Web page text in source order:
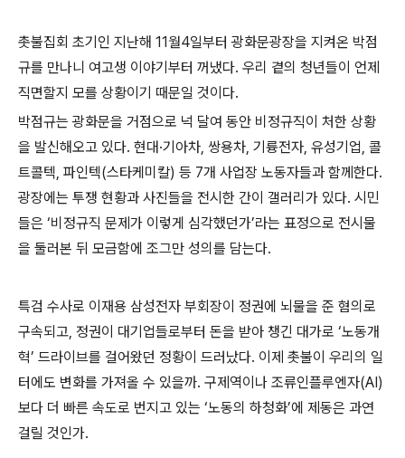
촛불집회 초기인 지난해 11월4일부터 광화문광장을 지켜온 박점
규를 만나니 여고생 이야기부터 꺼냈다. 우리 곁의 청년들이 언제
직면할지 모를 상황이기 때문일 것이다.
박점규는 광화문을 거점으로 넉 달여 동안 비정규직이 처한 상황
을 발신해오고 있다. 현대·기아차, 쌍용차, 기륭전자, 유성기업, 콜
트콜텍, 파인텍(스타케미칼) 등 7개 사업장 노동자들과 함께한다.
광장에는 투쟁 현황과 사진들을 전시한 간이 갤러리가 있다. 시민
들은 ‘비정규직 문제가 이렇게 심각했던가’라는 표정으로 전시물
을 둘러본 뒤 모금함에 조그만 성의를 담는다.
특검 수사로 이재용 삼성전자 부회장이 정권에 뇌물을 준 혐의로
구속되고, 정권이 대기업들로부터 돈을 받아 챙긴 대가로 ‘노동개
혁’ 드라이브를 걸어왔던 정황이 드러났다. 이제 촛불이 우리의 일
터에도 변화를 가져올 수 있을까. 구제역이나 조류인플루엔자(AI)
보다 더 빠른 속도로 번지고 있는 ‘노동의 하청화’에 제동은 과연
걸릴 것인가.